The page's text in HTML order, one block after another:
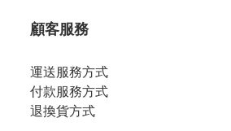
顧客服務
運送服務方式
付款服務方式
退換貨方式